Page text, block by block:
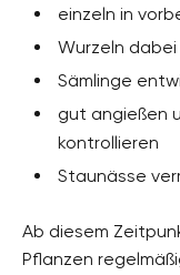
einzeln in
Wurzeln
Sämlinge
gut angießen
kontrollieren
Staunässe
Ab diesem
Pflanzen